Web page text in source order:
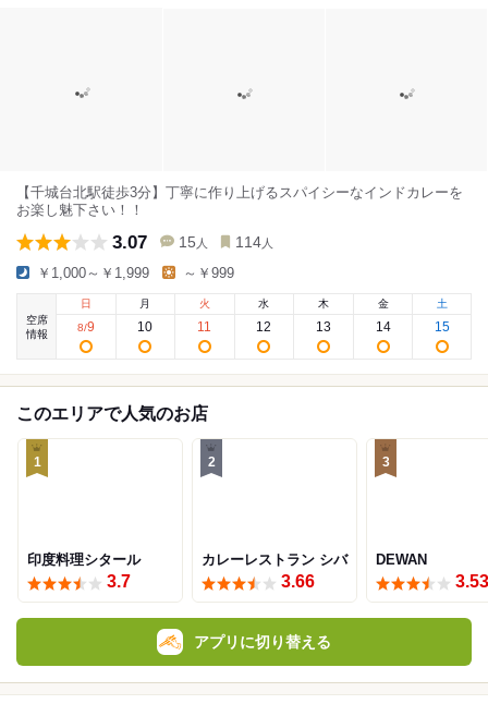
【千城台北駅徒歩3分】丁寧に作り上げるスパイシーなインドカレーを
お楽し魅下さい！！
3.07 15 人 114 人
￥1,000～￥1,999 ～￥999
空席
情報
日
8/9
月
10
火
11
水
12
木
13
金
14
土
15
このエリアで人気のお店
1
印度料理シタール
3.7
2
カレーレストラン シバ
3.66
3
DEWAN
3.53
アプリに切り替える